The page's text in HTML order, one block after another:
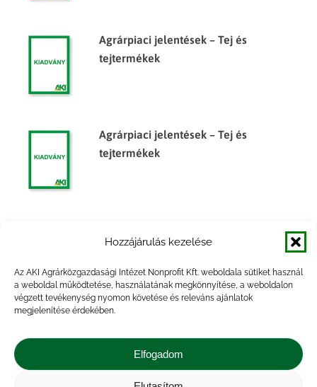
Hozzájárulás kezelése
Az AKI Agrárközgazdasági Intézet Nonprofit Kft. weboldala sütiket használ
a weboldal működtetése, használatának megkönnyítése, a weboldalon
végzett tevékenység nyomon követése és releváns ajánlatok
megjelenítése érdekében.
Elfogadom
Agrárpiaci jelentések – Tej és
tejtermékek
Agrárpiaci jelentések – Tej és
tejtermékek
tejtermékek
tejtermékek